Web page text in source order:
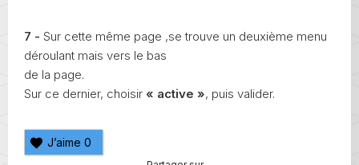
7 - Sur cette même page ,se trouve un deuxième menu
déroulant mais vers le bas
de la page.
Sur ce dernier, choisir « active », puis valider.
J’aime 0